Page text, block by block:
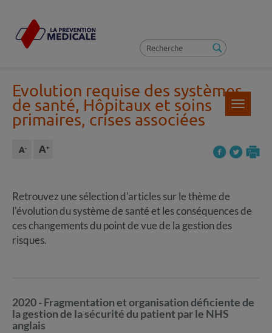
Toggle
Evolution requise des systèmes
de santé, Hôpitaux et soins
primaires, crises associées
Retrouvez une sélection d'articles sur le thème de
l'évolution du système de santé et les conséquences de
ces changements du point de vue de la gestion des
risques.
2020 - Fragmentation et organisation déficiente de
la gestion de la sécurité du patient par le NHS
anglais